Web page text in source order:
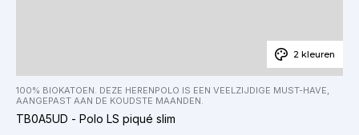
2 kleuren
100% BIOKATOEN. DEZE HERENPOLO IS EEN VEELZIJDIGE MUST-HAVE,
AANGEPAST AAN DE KOUDSTE MAANDEN.
TB0A5UD - Polo LS piqué slim